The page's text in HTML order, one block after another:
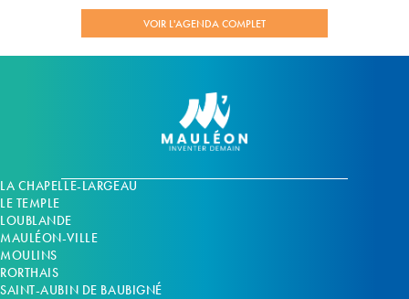
VOIR L'AGENDA COMPLET
LA CHAPELLE-LARGEAU
LE TEMPLE
LOUBLANDE
MAULÉON-VILLE
MOULINS
RORTHAIS
SAINT-AUBIN DE BAUBIGNÉ